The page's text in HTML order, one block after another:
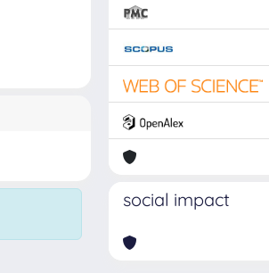
social impact